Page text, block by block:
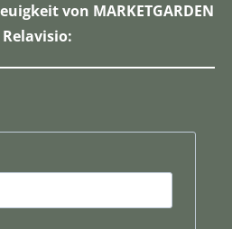
von MARKETGARDEN